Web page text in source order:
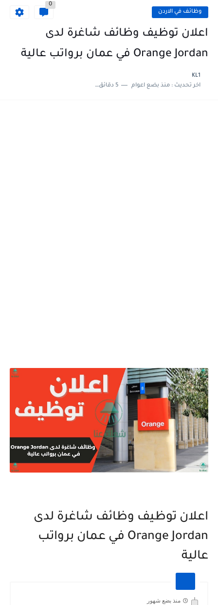
وظائف في الاردن
0
اعلان توظيف وظائف شاغرة لدى
Orange Jordan في عمان برواتب عالية
KL1
اخر تحديث :منذ بضع اعوام 5 دقائق للقراءة
اعلان توظيف وظائف شاغرة لدى
Orange Jordan في عمان برواتب
عالية
منذ بضع شهور